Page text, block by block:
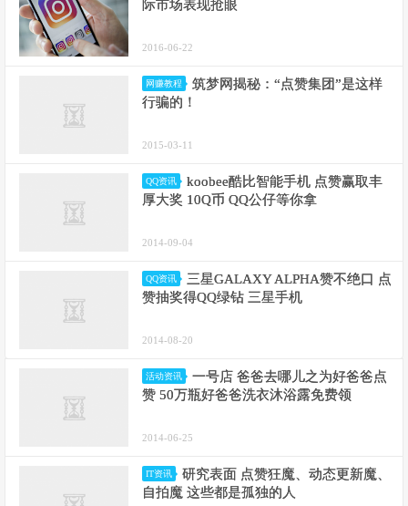
际市场表现抢眼
2016-06-22
网赚教程
筑梦网揭秘：“点赞集团”是这样
行骗的！
2015-03-11
QQ资讯
koobee酷比智能手机 点赞赢取丰
厚大奖 10Q币 QQ公仔等你拿
2014-09-04
QQ资讯
三星GALAXY ALPHA赞不绝口 点
赞抽奖得QQ绿钻 三星手机
2014-08-20
活动资讯
一号店 爸爸去哪儿之为好爸爸点
赞 50万瓶好爸爸洗衣沐浴露免费领
2014-06-25
IT资讯
研究表面 点赞狂魔、动态更新魔、
自拍魔 这些都是孤独的人